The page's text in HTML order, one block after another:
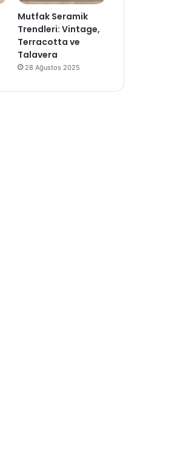
Mutfak Seramik
Trendleri: Vintage,
Terracotta ve
Talavera
28 Ağustos 2025